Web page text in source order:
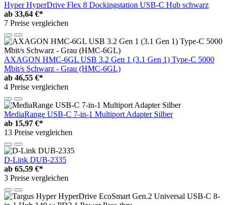
Hyper HyperDrive Flex 8 Dockingstation USB-C Hub schwarz
ab 33,64 €*
7 Preise vergleichen
AXAGON HMC-6GL USB 3.2 Gen 1 (3.1 Gen 1) Type-C 5000
Mbit/s Schwarz - Grau (HMC-6GL)
ab 46,55 €*
4 Preise vergleichen
MediaRange USB-C 7-in-1 Multiport Adapter Silber
ab 15,97 €*
13 Preise vergleichen
D-Link DUB-2335
ab 65,59 €*
3 Preise vergleichen